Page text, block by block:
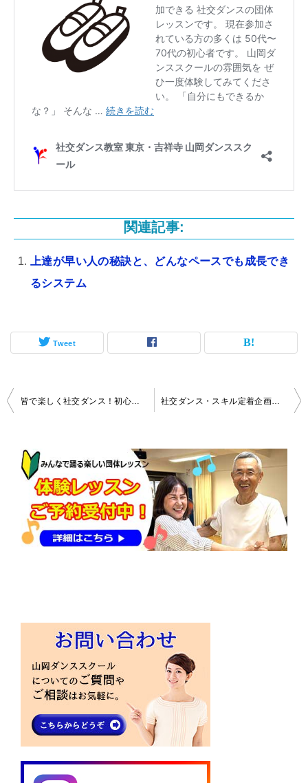
関連記事:
上達が早い人の秘訣と、どんなペースでも成長でき
るシステム
Tweet
投
皆で楽しく社交ダンス！初心者入門クラスのおさらい会と練習会を行います！ 社交ダンス・スキル定着企画 おさらい会行います